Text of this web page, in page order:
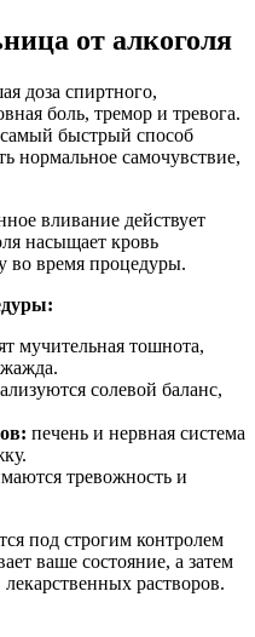
от алкоголя
доза спиртного,
боль, тремор и тревога.
быстрый способ
нормальное самочувствие,
вливание действует
насыщает кровь
во время процедуры.
мучительная тошнота,
солевой баланс,
печень и нервная система
тревожность и
под строгим контролем
ваше состояние, а затем
растворов.